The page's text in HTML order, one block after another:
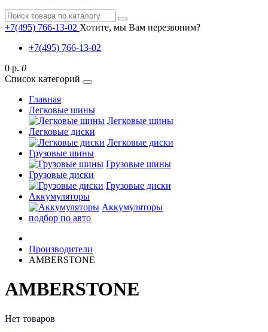
+7(495) 766-13-02 Хотите, мы Вам перезвоним?
+7(495) 766-13-02
0 р. 0
Список категорий
Главная
Легковые шины
Легковые шины
Легковые диски
Легковые диски
Грузовые шины
Грузовые шины
Грузовые диски
Грузовые диски
Аккумуляторы
Аккумуляторы
подбор по авто
Производители
AMBERSTONE
AMBERSTONE
Нет товаров